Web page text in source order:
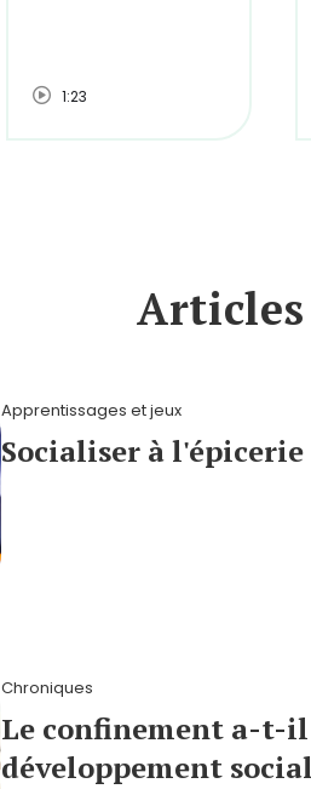
1:23
Apprentissages et jeux
Socialiser à l'épicerie
Chroniques
Le confinement a-t-
développement